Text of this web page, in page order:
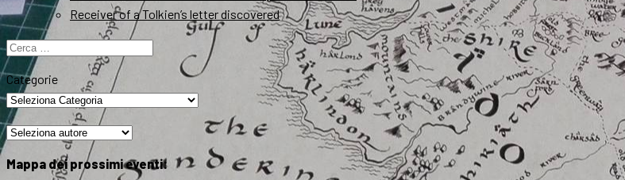
Receiver of a Tolkien’s letter discovered
Ricerca
per:
Categorie
Mappa dei prossimi eventi: